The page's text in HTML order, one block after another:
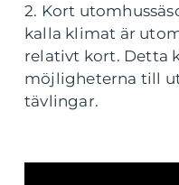
2. Kort
kalla klimat är
relativt kort. Detta
möjligheterna till
tävlingar.